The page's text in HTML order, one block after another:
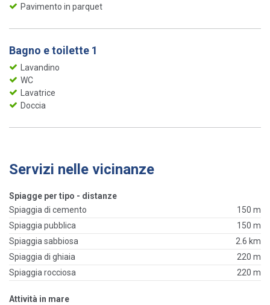
Pavimento in parquet
Bagno e toilette 1
Lavandino
WC
Lavatrice
Doccia
Servizi nelle vicinanze
Spiagge per tipo - distanze
Spiaggia di cemento
150 m
Spiaggia pubblica
150 m
Spiaggia sabbiosa
2.6 km
Spiaggia di ghiaia
220 m
Spiaggia rocciosa
220 m
Attività in mare